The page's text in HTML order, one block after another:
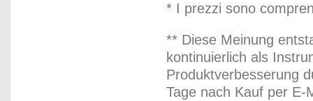
* I prezzi sono
** Diese Meinung
kontinuierlich als
Produktverbesserung
Tage nach Kauf per E-